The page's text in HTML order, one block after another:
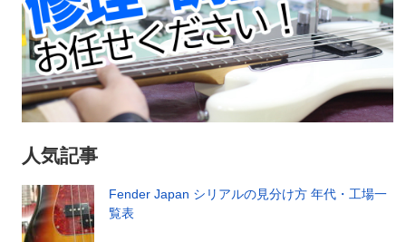
人気記事
Fender Japan シリアルの見分け方 年代・工場一
覧表